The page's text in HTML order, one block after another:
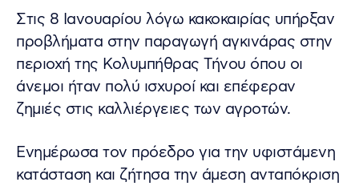
Στις 8 Ιανουαρίου λόγω κακοκαιρίας υπήρξαν
προβλήματα στην παραγωγή αγκινάρας στην
περιοχή της Κολυμπήθρας Τήνου όπου οι
άνεμοι ήταν πολύ ισχυροί και επέφεραν
ζημιές στις καλλιέργειες των αγροτών.
Ενημέρωσα τον πρόεδρο για την υφιστάμενη
κατάσταση και ζήτησα την άμεση ανταπόκριση